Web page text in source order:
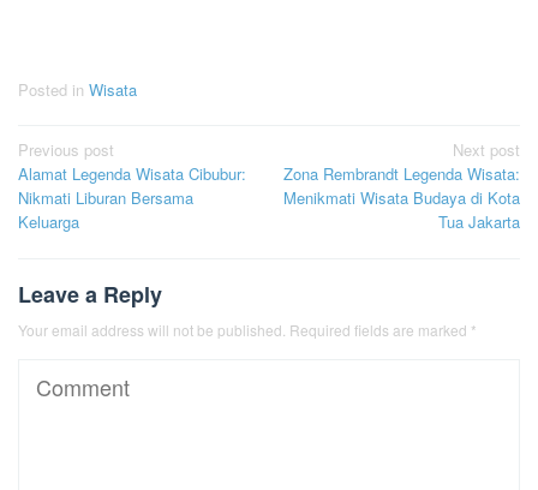
Posted in Wisata
Post
navigation
Previous post
Alamat Legenda Wisata Cibubur:
Nikmati Liburan Bersama
Keluarga
Next post
Zona Rembrandt Legenda Wisata:
Menikmati Wisata Budaya di Kota
Tua Jakarta
Leave a Reply
Your email address will not be published. Required fields are marked *